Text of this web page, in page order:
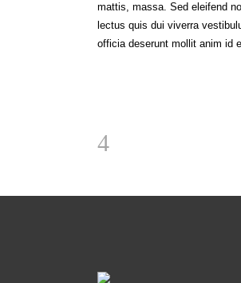
mattis, massa. Sed eleifend
lectus quis dui viverra
officia deserunt mollit anim id